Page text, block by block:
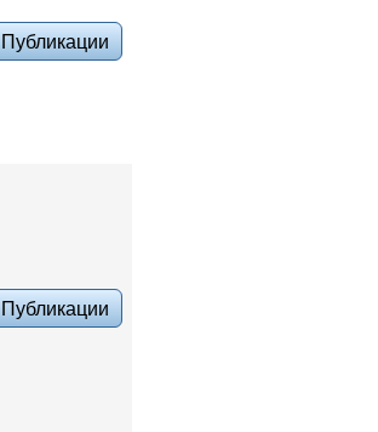
Публикации
Публикации